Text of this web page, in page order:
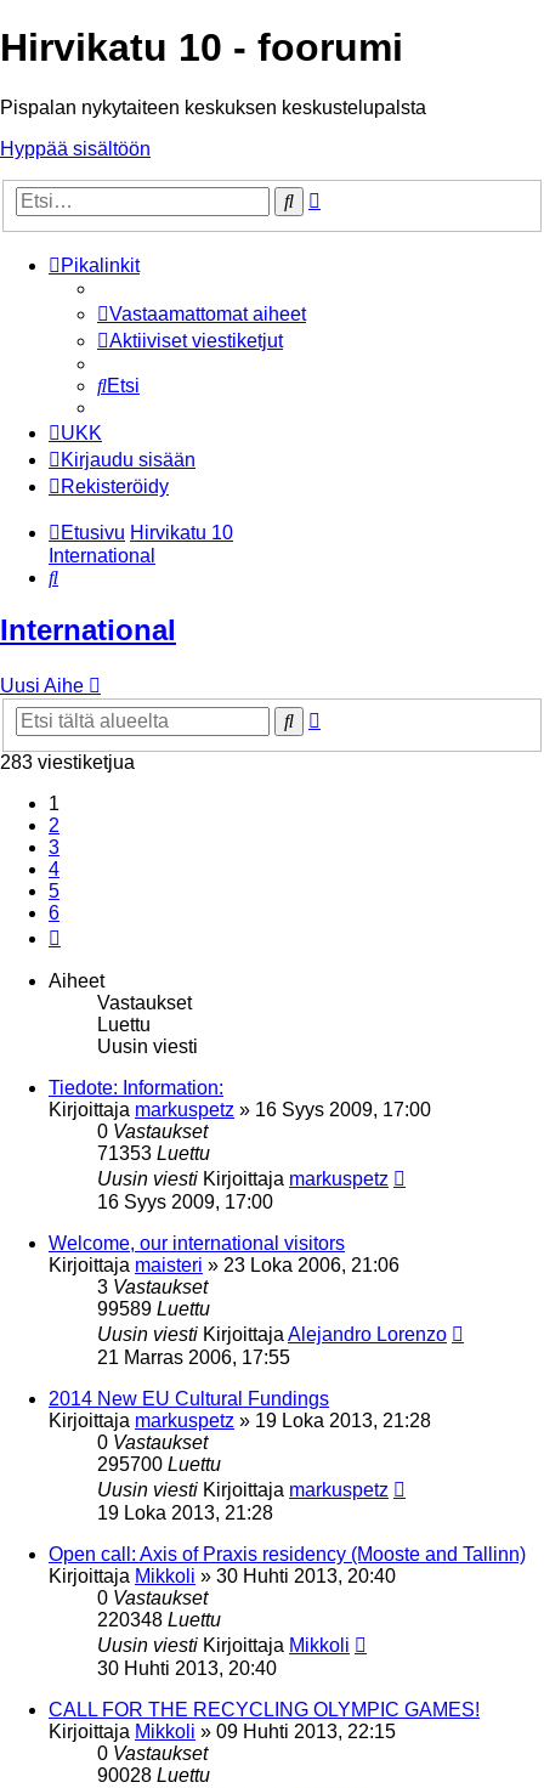
Hirvikatu 10 - foorumi
Pispalan nykytaiteen keskuksen keskustelupalsta
Hyppää sisältöön
Etsi
Pikalinkit
Vastaamattomat aiheet
Aktiiviset viestiketjut
Etsi
UKK
Kirjaudu sisään
Rekisteröidy
Etusivu Hirvikatu 10
International
Etsi
International
Uusi Aihe
Etsi
283 viestiketjua
1
2
3
4
5
6
Aiheet
Vastaukset
Luettu
Uusin viesti
Tiedote: Information:
Kirjoittaja markuspetz » 16 Syys 2009, 17:00
0 Vastaukset
71353 Luettu
Uusin viesti Kirjoittaja markuspetz
16 Syys 2009, 17:00
Welcome, our international visitors
Kirjoittaja maisteri » 23 Loka 2006, 21:06
3 Vastaukset
99589 Luettu
Uusin viesti Kirjoittaja Alejandro Lorenzo
21 Marras 2006, 17:55
2014 New EU Cultural Fundings
Kirjoittaja markuspetz » 19 Loka 2013, 21:28
0 Vastaukset
295700 Luettu
Uusin viesti Kirjoittaja markuspetz
19 Loka 2013, 21:28
Open call: Axis of Praxis residency (Mooste and Tallinn)
Kirjoittaja Mikkoli » 30 Huhti 2013, 20:40
0 Vastaukset
220348 Luettu
Uusin viesti Kirjoittaja Mikkoli
30 Huhti 2013, 20:40
CALL FOR THE RECYCLING OLYMPIC GAMES!
Kirjoittaja Mikkoli » 09 Huhti 2013, 22:15
0 Vastaukset
90028 Luettu